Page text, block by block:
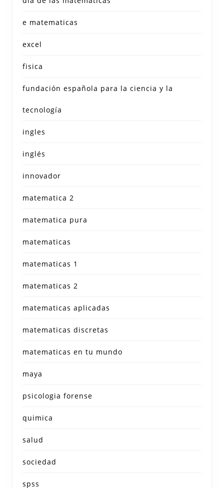
e matematicas
excel
fisica
fundación española para la ciencia y la
tecnología
ingles
inglés
innovador
matematica 2
matematica pura
matematicas
matematicas 1
matematicas 2
matematicas aplicadas
matematicas discretas
matematicas en tu mundo
maya
psicologia forense
quimica
salud
sociedad
spss